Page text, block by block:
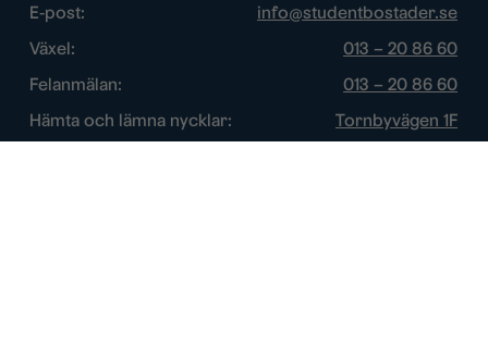
E-post:
info@studentbostader.se
Växel:
013 – 20 86 60
Felanmälan:
013 – 20 86 60
Hämta och lämna nycklar:
Tornbyvägen 1F